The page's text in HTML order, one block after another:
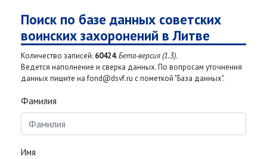
Поиск по базе данных советских
воинских захоронений в Литве
Количество записей: 60424.Бета-версия (1.3).
Ведется наполнение и сверка данных. По вопросам уточнения
данных пишите на fond@dsvf.ru с пометкой "База данных".
Фамилия
Имя